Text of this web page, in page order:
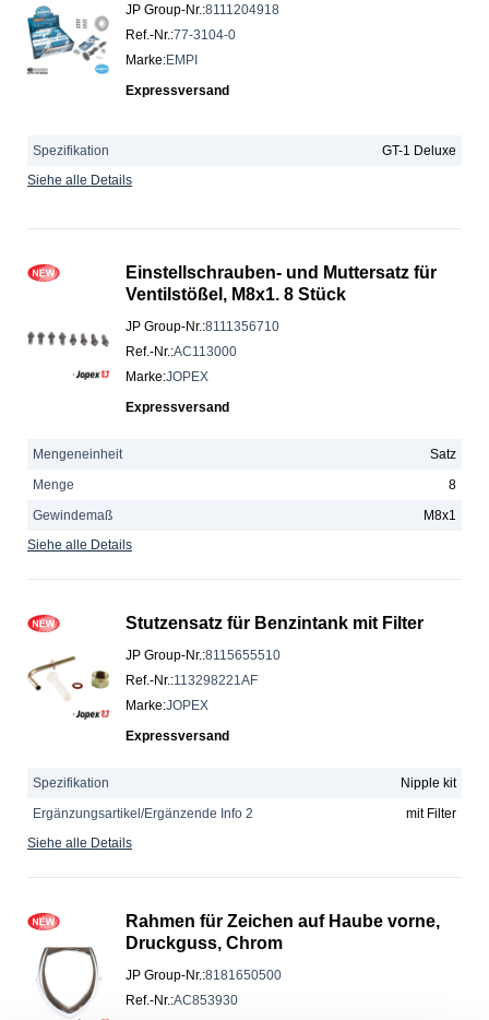
JP Group-Nr.:8111204918
Ref.-Nr.:77-3104-0
Marke:EMPI
Expressversand
Spezifikation
GT-1 Deluxe
Siehe alle Details
Einstellschrauben- und Muttersatz für
Ventilstößel, M8x1. 8 Stück
JP Group-Nr.:8111356710
Ref.-Nr.:AC113000
Marke:JOPEX
Expressversand
Mengeneinheit
Satz
Menge
8
Gewindemaß
M8x1
Siehe alle Details
Stutzensatz für Benzintank mit Filter
JP Group-Nr.:8115655510
Ref.-Nr.:113298221AF
Marke:JOPEX
Expressversand
Spezifikation
Nipple kit
Ergänzungsartikel/Ergänzende Info 2
mit Filter
Siehe alle Details
Rahmen für Zeichen auf Haube vorne,
Druckguss, Chrom
JP Group-Nr.:8181650500
Ref.-Nr.:AC853930